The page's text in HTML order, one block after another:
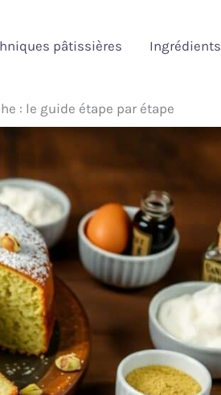
pâtissières Ingrédients
: le guide étape par étape